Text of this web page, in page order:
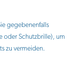
gegebenenfalls
oder Schutzbrille), um
zu vermeiden.